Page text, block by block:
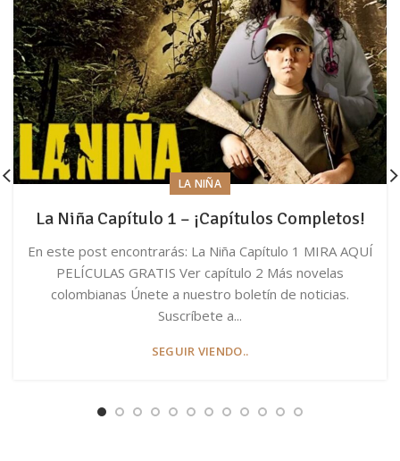
LA NIÑA
La Niña Capítulo 1 – ¡Capítulos Completos!
En este post encontrarás: La Niña Capítulo 1 MIRA AQUÍ
PELÍCULAS GRATIS Ver capítulo 2 Más novelas
colombianas Únete a nuestro boletín de noticias.
Suscríbete a...
SEGUIR VIENDO..